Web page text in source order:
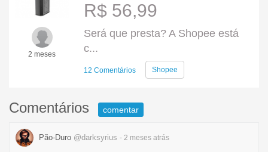
2 meses
R$ 56,99
Será que presta? A Shopee está
c...
12 Comentários Shopee
Comentários comentar
Pão-Duro @darksyrius - 2 meses atrás